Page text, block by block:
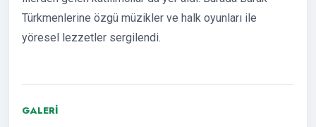
Türkmenlerine özgü müzikler ve halk oyunları ile
yöresel lezzetler sergilendi.
GALERI